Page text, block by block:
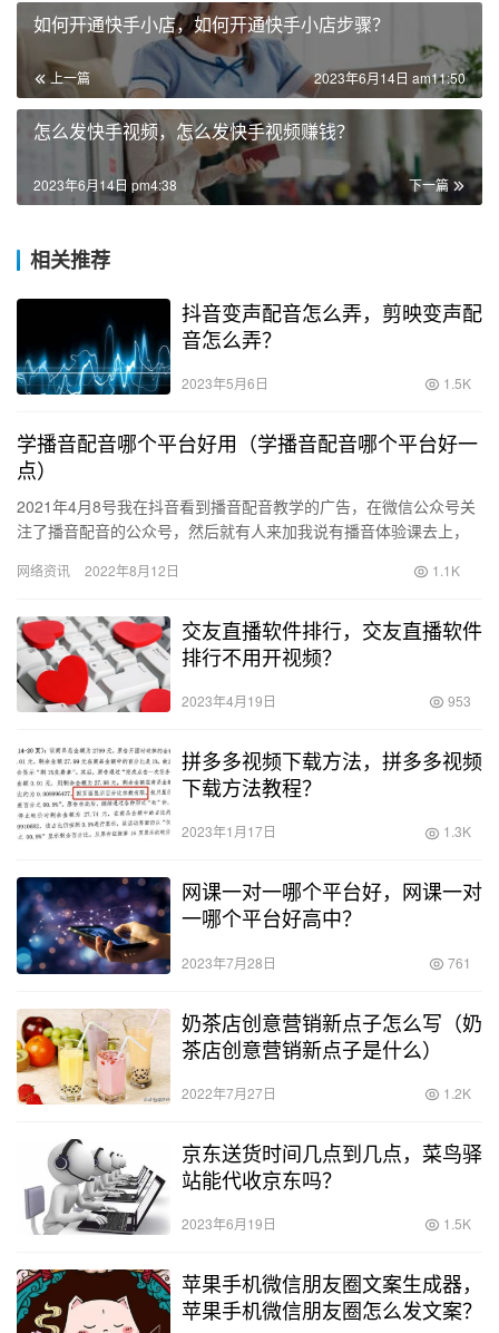
如何开通快手小店，如何开通快手小店步骤？
上一篇 2023年6月14日 am11:50
怎么发快手视频，怎么发快手视频赚钱？
下一篇
2023年6月14日 pm4:38
相关推荐
抖音变声配音怎么弄，剪映变声配
音怎么弄？
2023年5月6日 1.5K
学播音配音哪个平台好用（学播音配音哪个平台好一
点）
2021年4月8号我在抖音看到播音配音教学的广告，在微信公众号关
注了播音配音的公众号，然后就有人来加我说有播音体验课去上，
的…
网络资讯 2022年8月12日 1.1K
交友直播软件排行，交友直播软件
排行不用开视频？
2023年4月19日 953
拼多多视频下载方法，拼多多视频
下载方法教程？
2023年1月17日 1.3K
网课一对一哪个平台好，网课一对
一哪个平台好高中？
2023年7月28日 761
奶茶店创意营销新点子怎么写（奶
茶店创意营销新点子是什么）
2022年7月27日 1.2K
京东送货时间几点到几点，菜鸟驿
站能代收京东吗？
2023年6月19日 1.5K
苹果手机微信朋友圈文案生成器，
苹果手机微信朋友圈怎么发文案？